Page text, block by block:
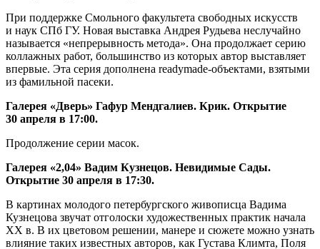
При поддержке Смольного факультета свободных искусств
и наук СПб ГУ. Новая выставка Андрея Рудьева неслучайно
называется «непрерывность метода». Она продолжает серию
коллажных работ, большинство из которых автор выставляет
впервые. Эта серия дополнена readymade-объектами, взятыми
из фамильной пасеки.
Галерея «Дверь» Гафур Мендгалиев. Крик. Открытие
30 апреля в 17:00.
Продолжение серии масок.
Галерея «2,04» Вадим Кузнецов. Невидимые Сады.
Открытие 30 апреля в 17:30.
В картинах молодого петербургского живописца Вадима
Кузнецова звучат отголоски художественных практик начала
XX в. В их цветовом решении, манере и сюжете можно узнать
влияние таких известных авторов, как Густава Климта, Поля